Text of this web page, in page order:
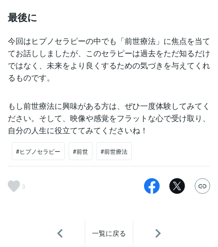
最後に
今回はヒプノセラピーの中でも「前世療法」に焦点を当て
てお話ししましたが、このセラピーは過去をただ知るだけ
ではなく、未来をより良くするための気づきを与えてくれ
るものです。
もし前世療法に興味がある方は、ぜひ一度体験してみてく
ださい。そして、映像や感覚をフラットな心で受け取り、
自分の人生に役立ててみてくださいね！
#ヒプノセラピー #前世 #前世療法
3
一覧に戻る